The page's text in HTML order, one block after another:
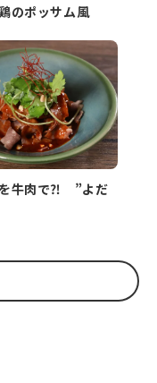
のポッサム風
牛肉で⁈ ”よだ